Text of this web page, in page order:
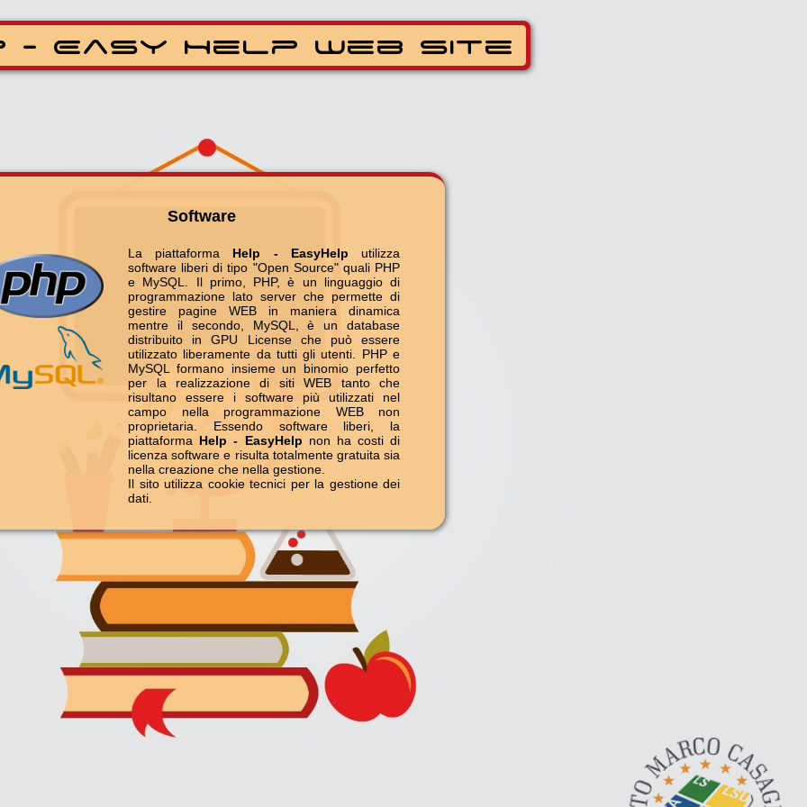
- Easy Help Web Site
La piattaforma Help - EasyHelp
software liberi di tipo "Open Source" quali PHP
e MySQL. Il primo, PHP, è un linguaggio di
programmazione lato server che permette di
gestire pagine WEB in maniera dinamica
mentre il secondo, MySQL, è un database
distribuito in GPU License che può essere
utilizzato liberamente da tutti gli utenti. PHP e
MySQL formano insieme un binomio perfetto
per la realizzazione di siti WEB tanto che
risultano essere i software più utilizzati nel
campo nella programmazione WEB non
proprietaria. Essendo software liberi, la
piattaformaHelp - EasyHelp non ha costi di
Il sito utilizza cookie tecnici per la gestione dei